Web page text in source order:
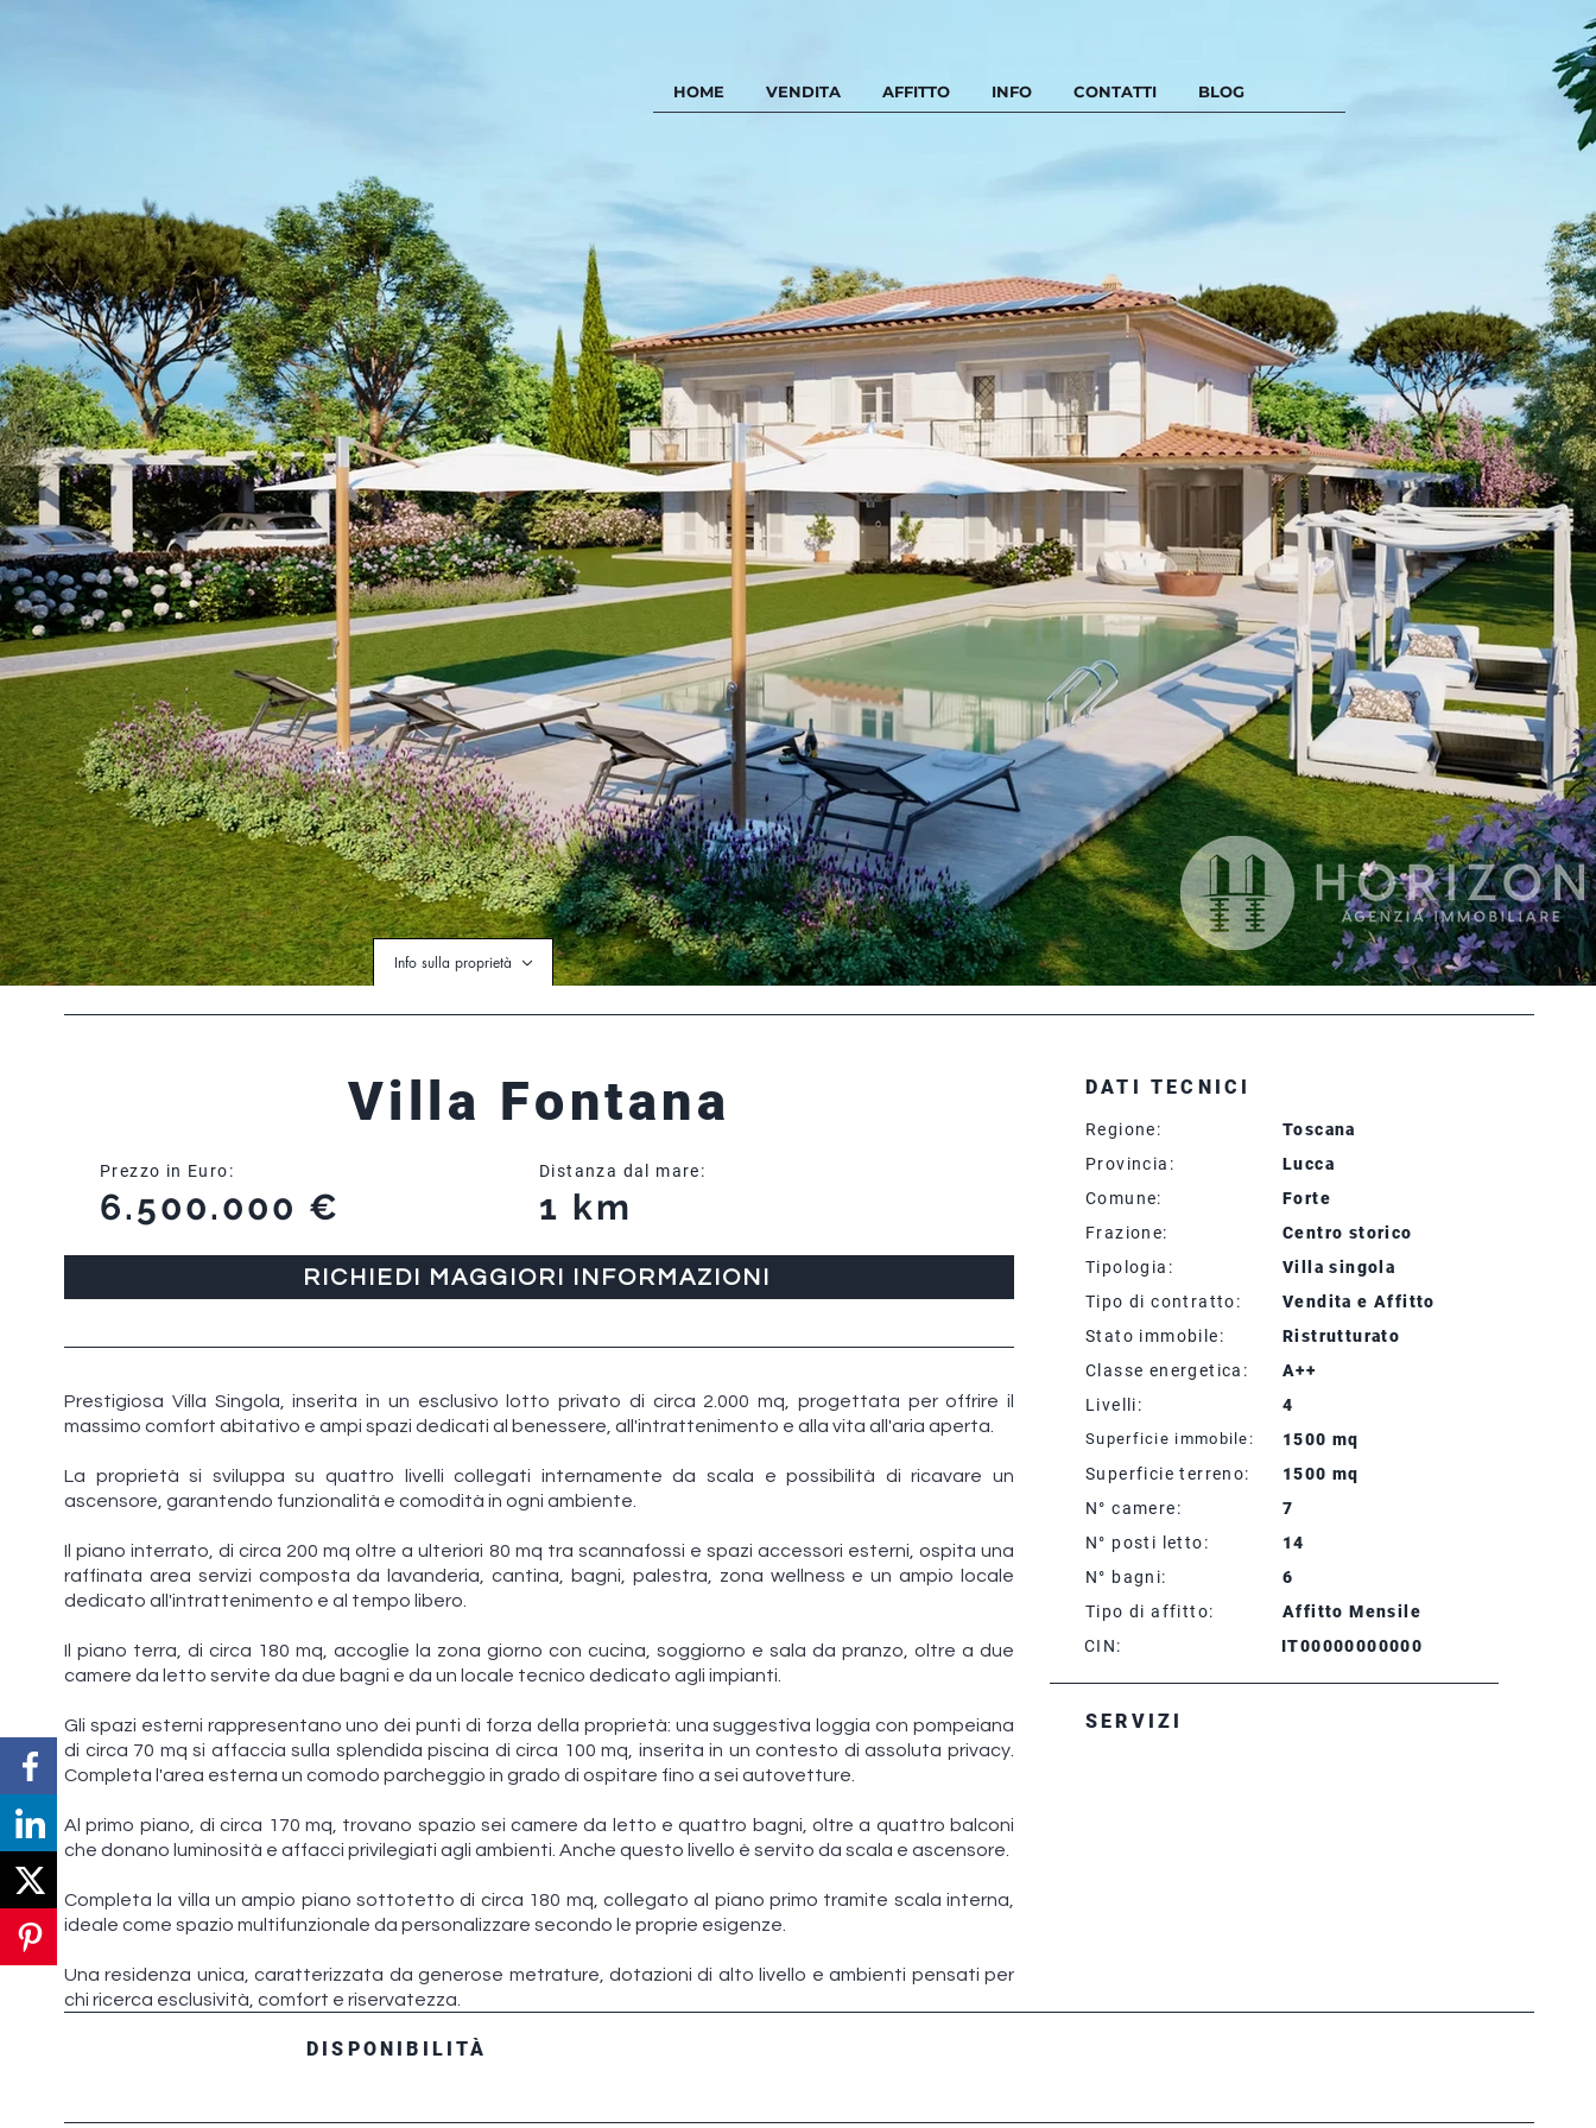
HOME VENDITA AFFITTO INFO CONTATTI BLOG
Info sulla proprietà
Villa Fontana
Prezzo in Euro:
6.500.000 €
Distanza dal mare:
1 km
RICHIEDI MAGGIORI INFORMAZIONI
Prestigiosa Villa Singola, inserita in un esclusivo lotto privato di circa 2.000 mq, progettata per offrire il
massimo comfort abitativo e ampi spazi dedicati al benessere, all'intrattenimento e alla vita all'aria aperta.
La proprietà si sviluppa su quattro livelli collegati internamente da scala e possibilità di ricavare un
ascensore, garantendo funzionalità e comodità in ogni ambiente.
Il piano interrato, di circa 200 mq oltre a ulteriori 80 mq tra scannafossi e spazi accessori esterni, ospita una
raffinata area servizi composta da lavanderia, cantina, bagni, palestra, zona wellness e un ampio locale
dedicato all'intrattenimento e al tempo libero.
Il piano terra, di circa 180 mq, accoglie la zona giorno con cucina, soggiorno e sala da pranzo, oltre a due
camere da letto servite da due bagni e da un locale tecnico dedicato agli impianti.
Gli spazi esterni rappresentano uno dei punti di forza della proprietà: una suggestiva loggia con pompeiana
di circa 70 mq si affaccia sulla splendida piscina di circa 100 mq, inserita in un contesto di assoluta privacy.
Completa l'area esterna un comodo parcheggio in grado di ospitare fino a sei autovetture.
Al primo piano, di circa 170 mq, trovano spazio sei camere da letto e quattro bagni, oltre a quattro balconi
che donano luminosità e affacci privilegiati agli ambienti. Anche questo livello è servito da scala e ascensore.
Completa la villa un ampio piano sottotetto di circa 180 mq, collegato al piano primo tramite scala interna,
ideale come spazio multifunzionale da personalizzare secondo le proprie esigenze.
Una residenza unica, caratterizzata da generose metrature, dotazioni di alto livello e ambienti pensati per
chi ricerca esclusività, comfort e riservatezza.
DATI TECNICI
Regione:
Toscana
Provincia:
Lucca
Comune:
Forte
Frazione:
Centro storico
Tipologia:
Villa singola
Tipo di contratto:
Vendita e Affitto
Stato immobile:
Ristrutturato
Classe energetica:
A++
Livelli:
4
Superficie immobile:
1500 mq
Superficie terreno:
1500 mq
N° camere:
7
N° posti letto:
14
N° bagni:
6
Tipo di affitto:
Affitto Mensile
CIN:
IT00000000000
SERVIZI
DISPONIBILITÀ